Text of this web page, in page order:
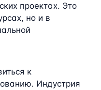
проектах. Это
но и в
к
Индустрия